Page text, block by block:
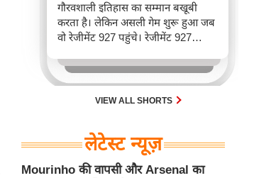
गौरवशाली इतिहास का सम्मान बखूबी
करता है। लेकिन असली गेम शुरू हुआ जब
वो रेजीमेंट 927 पहुंचे। रेजीमेंट 927
एयर चीफ ने सीधे वियतनामी फाइटर
पायलट से बातचीत की। वियतनाम भी सुई
30 एम के भी उड़ाता है और भारत के पास
VIEW ALL SHORTS
लेटेस्ट न्यूज़
Mourinho की वापसी और Arsenal का